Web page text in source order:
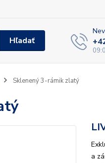
Hľadať
Sklenený 3-rámik zlatý
a